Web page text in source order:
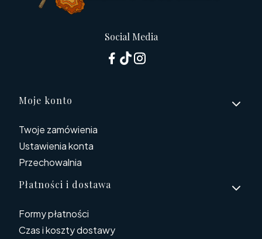
Social Media
Linki w stopce
Moje konto
Twoje zamówienia
Ustawienia konta
Przechowalnia
Płatności i dostawa
Formy płatności
Czas i koszty dostawy